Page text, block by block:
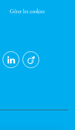
Gérer les cookies